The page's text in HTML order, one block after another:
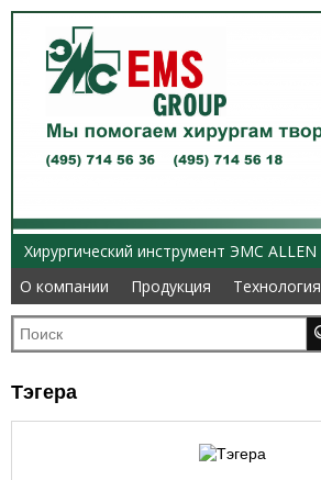
Хирургический инструмент ЭМС ALLEN
О компании
Продукция Технология
О компании
Продукция Технология
Тэгера